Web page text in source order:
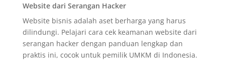
Website dari Serangan Hacker
Website bisnis adalah aset berharga yang harus
dilindungi. Pelajari cara cek keamanan website dari
serangan hacker dengan panduan lengkap dan
praktis ini, cocok untuk pemilik UMKM di Indonesia.